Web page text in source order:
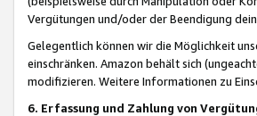
Vergütungen und/oder der Beendigung
Gelegentlich können wir die Möglichkeit
einschränken. Amazon behält sich
modifizieren. Weitere Informationen zu
6. Erfassung und Zahlung von